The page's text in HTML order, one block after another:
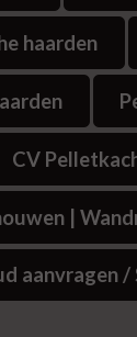
haarden
CV
|
aanvragen